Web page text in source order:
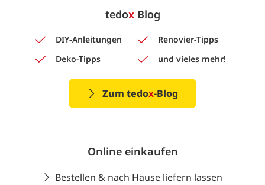
tedoxBlog
DIY-Anleitungen
Renovier-Tipps
Deko-Tipps
und vieles mehr!
Zum tedox-Blog
Online einkaufen
Bestellen & nach Hause liefern lassen